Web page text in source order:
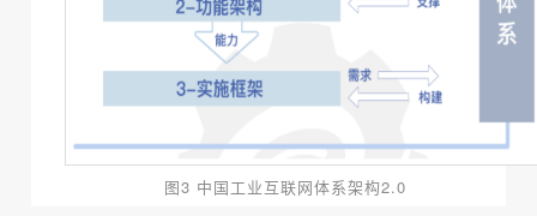
图3 中国工业互联网体系架构2.0